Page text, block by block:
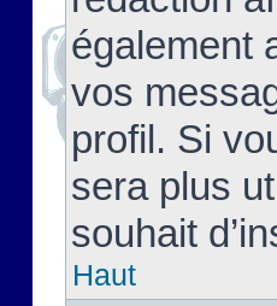
également
vos
profil. Si
sera plus
souhait
Haut